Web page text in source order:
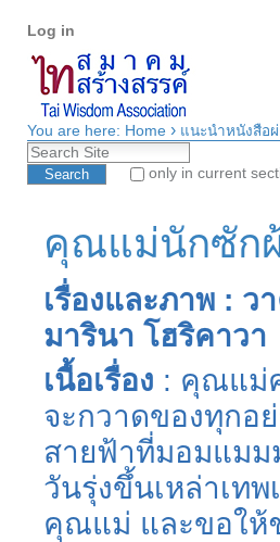
content.
Skip
to
navigation
tools
Log in
You are here: Home › แนะนำหนังสือ
Search Site
only in current
คุณแม่นักซัก
เรื่องและภาพ :
มารินา โฮริคาวา
เนื้อเรื่อง : คุณแม่
จะกวาดของทุกอ
สายฟ้าที่มอมแมม
วันรุ่งขึ้นเหล่าเท
คุณแม่ และขอให้